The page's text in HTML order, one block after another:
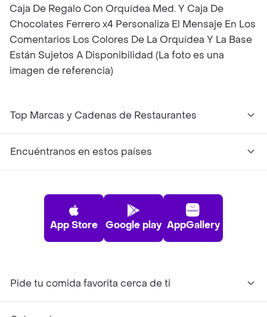
Caja De Regalo Con Orquídea Med. Y Caja De
Chocolates Ferrero x4 Personaliza El Mensaje En Los
Comentarios Los Colores De La Orquídea Y La Base
Están Sujetos A Disponibilidad (La foto es una
imagen de referencia)
Top Marcas y Cadenas de Restaurantes
Encuéntranos en estos países
App Store Google play AppGallery
Pide tu comida favorita cerca de ti